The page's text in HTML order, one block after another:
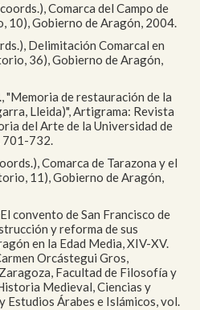
Comarca del Campo de
10), Gobierno de Aragón, 2004.
Delimitación Comarcal en
36), Gobierno de Aragón,
"Memoria de restauración de la
Lleida)", Artigrama: Revista
del Arte de la Universidad de
701-732.
Comarca de Tarazona y el
11), Gobierno de Aragón,
convento de San Francisco de
y reforma de sus
en la Edad Media, XIV-XV.
Orcástegui Gros,
Facultad de Filosofía y
Medieval, Ciencias y
Estudios Árabes e Islámicos, vol.